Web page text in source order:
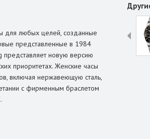
для любых целей, созданные
представленные в 1984
представляет новую версию
приоритетах. Женские часы
включая нержавеющую сталь,
с фирменным браслетом